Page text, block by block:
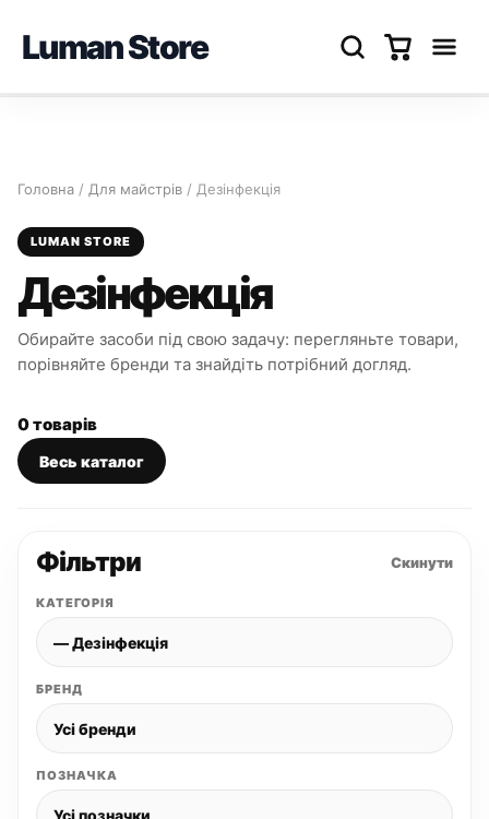
Luman Store
Головна / Для майстрів / Дезінфекція
LUMAN STORE
Дезінфекція
Обирайте засоби під свою задачу: перегляньте товари,
порівняйте бренди та знайдіть потрібний догляд.
0 товарів
Весь каталог
Фільтри Скинути
КАТЕГОРІЯ
БРЕНД
ПОЗНАЧКА